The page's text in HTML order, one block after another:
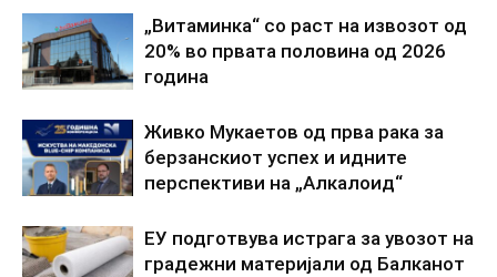
„Витаминка“ со раст на извозот од
20% во првата половина од 2026
година
Живко Мукаетов од прва рака за
берзанскиот успех и идните
перспективи на „Алкалоид“
ЕУ подготвува истрага за увозот на
градежни материјали од Балканот